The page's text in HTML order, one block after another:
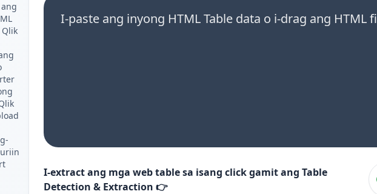
I-paste ang inyong HTML Table data o i-drag ang HTML
I-extract ang mga web table sa isang click gamit ang Table
Detection & Extraction 👉